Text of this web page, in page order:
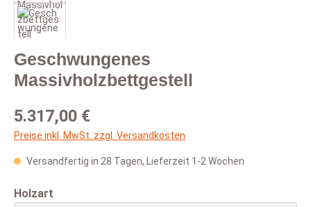
Geschwungenes
Massivholzbettgestell
Regulärer Preis:
5.317,00 €
Preise inkl. MwSt. zzgl. Versandkosten
Versandfertig in 28 Tagen, Lieferzeit 1-2 Wochen
Holzart